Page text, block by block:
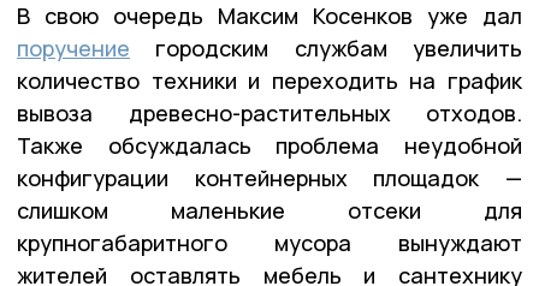
В свою очередь Максим Косенков уже дал
поручение городским службам увеличить
количество техники и переходить на график
вывоза древесно-растительных отходов.
Также обсуждалась проблема неудобной
конфигурации контейнерных площадок —
слишком маленькие отсеки для
крупногабаритного мусора вынуждают
жителей оставлять мебель и сантехнику